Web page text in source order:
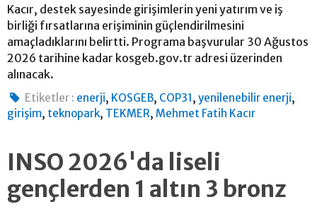
Kacır, destek sayesinde girişimlerin yeni yatırım ve iş
birliği fırsatlarına erişiminin güçlendirilmesini
amaçladıklarını belirtti. Programa başvurular 30 Ağustos
2026 tarihine kadar kosgeb.gov.tr adresi üzerinden
alınacak.
Etiketler : enerji, KOSGEB, COP31 ,yenilenebilir enerji,
girişim, teknopark, TEKMER, Mehmet Fatih Kacır
INSO 2026'da liseli
gençlerden 1 altın 3 bronz